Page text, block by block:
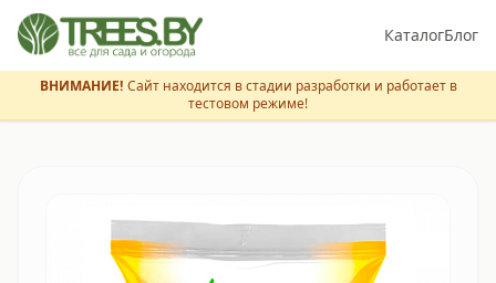
КаталогБлог
ВНИМАНИЕ! Сайт находится в стадии разработки и работает в
тестовом режиме!